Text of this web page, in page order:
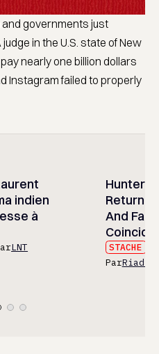
governments just
in the U.S. state of New
nearly one billion dollars
Instagram failed to properly
indien
à
LNT
Hunter
And
STACHE
ParRiad